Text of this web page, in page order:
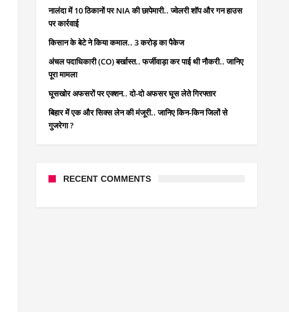
नालंदा में 10 ठिकानों पर NIA की छापेमारी.. ज्वेलरी शॉप और गन हाउस
पर कार्रवाई
किसान के बेटे ने किया कमाल.. 3 करोड़ का पैकेज
अंचल पदाधिकारी (CO) बर्खास्त.. फर्जीवाड़ा कर पाई थी नौकरी.. जानिए
पूरा मामला
घूसखोर अफसरों पर एक्शन.. दो-दो अफसर घूस लेते गिरफ्तार
बिहार में एक और सिक्स लेन की मंजूरी.. जानिए किन-किन जिलों से
गुजरेगा ?
RECENT COMMENTS